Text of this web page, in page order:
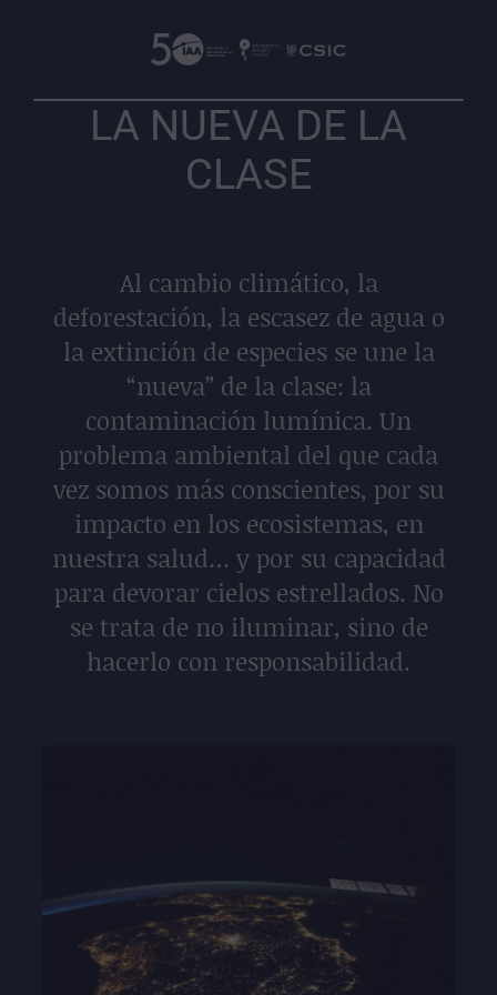
LA NUEVA DE LA
CLASE
Al cambio climático, la
deforestación, la escasez de agua o
la extinción de especies se une la
“nueva” de la clase: la
contaminación lumínica. Un
problema ambiental del que cada
vez somos más conscientes, por su
impacto en los ecosistemas, en
nuestra salud… y por su capacidad
para devorar cielos estrellados. No
se trata de no iluminar, sino de
hacerlo con responsabilidad.